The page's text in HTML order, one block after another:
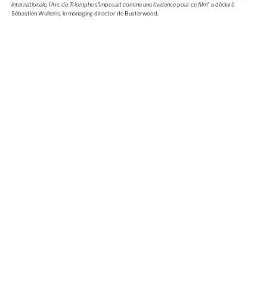
internationale, l’Arc de Triomphe s’imposait comme une évidence pour ce film” a déclaré
Sébastien Wullems, le managing director de Busterwood.